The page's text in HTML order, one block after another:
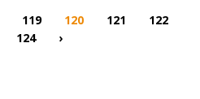
119 120 121
122
124 ›